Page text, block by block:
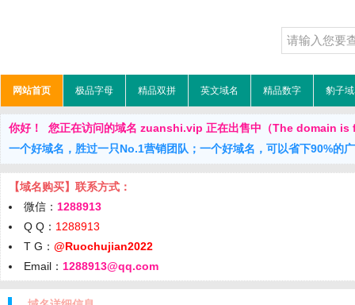
网站首页 极品字母 精品双拼 英文域名 精品数字 豹子
你好！ 您正在访问的域名 zuanshi.vip 正在出售中（The domain is
一个好域名，胜过一只No.1营销团队；一个好域名，可以省下90%的
【域名购买】联系方式：
微信： 1288913
Q Q： 1288913
T G： @Ruochujian2022
Email： 1288913@qq.com